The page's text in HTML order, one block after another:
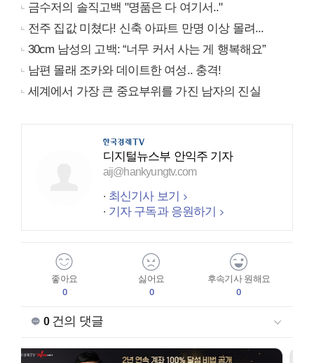
금수저의 솔직고백 "명품은 다 여기서.."
전주 집값 미쳤다! 신축 아파트 만명 이상 몰려...
30cm 남성의 고백: “너무 커서 사는 게 행복해요”
남편 몰래 조카와 데이트한 여성.. 충격!
세계에서 가장 큰 중요부위를 가진 남자의 진실
디지털뉴스부 안익주 기자
aij@hankyungtv.com
최신기사 보기
기자 구독과 응원하기
좋아요
0
싫어요
0
후속기사 원해요
0
0건의 댓글